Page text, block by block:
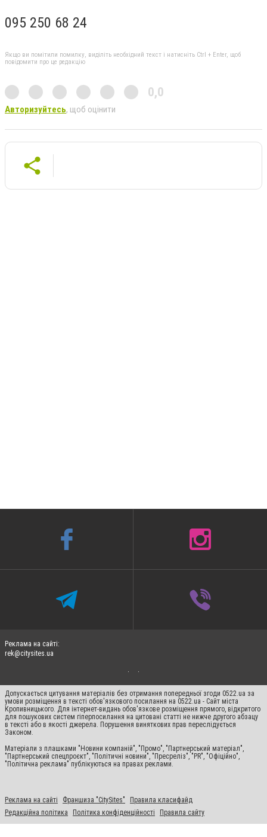
095 250 68 24
Якщо ви помітили помилку, виділіть необхідний текст і натисніть Ctrl + Enter, щоб
повідомити про це редакцію
0,0
Авторизуйтесь, щоб оцінити
Реклама на сайті:
rek@citysites.ua
Допускається цитування матеріалів без отримання попередньої згоди 0522.ua за
умови розміщення в тексті обов'язкового посилання на 0522.ua - Сайт міста
Кропивницького. Для інтернет-видань обов'язкове розміщення прямого, відкритого
для пошукових систем гіперпосилання на цитовані статті не нижче другого абзацу
в тексті або в якості джерела. Порушення виняткових прав переслідується
Законом.
Матеріали з плашками "Новини компаній", "Промо", "Партнерський матеріал",
"Партнерський спецпроєкт", "Політичні новини", "Пресреліз", "PR", "Офіційно",
"Політична реклама" публікуються на правах реклами.
Реклама на сайті Франшиза "CitySites"
Правила класифайд
Редакційна політика
Політика конфіденційності Правила сайту